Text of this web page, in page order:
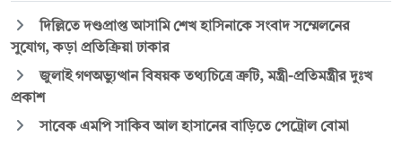
দিল্লিতে দণ্ডপ্রাপ্ত আসামি শেখ হাসিনাকে সংবাদ সম্মেলনের
সুযোগ, কড়া প্রতিক্রিয়া ঢাকার
জুলাই গণঅভ্যুত্থান বিষয়ক তথ্যচিত্রে ত্রুটি, মন্ত্রী-প্রতিমন্ত্রীর দুঃখ
প্রকাশ
সাবেক এমপি সাকিব আল হাসানের বাড়িতে পেট্রোল বোমা